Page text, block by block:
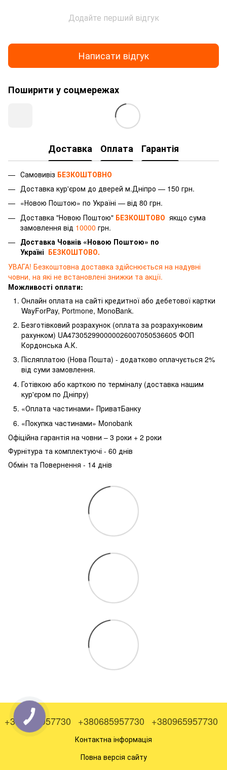
Додайте перший відгук
Написати відгук
Поширити у соцмережах
Доставка Оплата Гарантія
Самовивіз БЕЗКОШТОВНО
Доставка кур'єром до дверей м.Дніпро — 150 грн.
«Новою Поштою» по Україні — від 80 грн.
Доставка "Новою Поштою" БЕЗКОШТОВО якщо сума
замовлення від 10000 грн.
Доставка Човнів «Новою Поштою» по
Україні БЕЗКОШТОВО.
УВАГА! Безкоштовна доставка здійснюється на надувні
човни, на які не встановлені знижки та акції.
Можливості оплати:
Онлайн оплата на сайті кредитної або дебетової картки
WayForPay, Portmone, MonoBank.
Безготівковий розрахунок (оплата за розрахунковим
рахунком) UA473052990000026007050536605 ФОП
Кордонська А.К.
Післяплатою (Нова Пошта) - додатково оплачується 2%
від суми замовлення.
Готівкою або карткою по терміналу (доставка нашим
кур'єром по Дніпру)
«Оплата частинами» ПриватБанку
«Покупка частинами» Monobank
Офіційна гарантія на човни – 3 роки + 2 роки
Фурнітура та комплектуючі - 60 днів
Обмін та Повернення - 14 днів
+380505957730 +380685957730 +380965957730
Контактна інформація
Повна версія сайту